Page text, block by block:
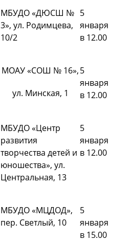
МБУДО «ДЮСШ №
3», ул. Родимцева,
10/2
5
января
в 12.00
МОАУ «СОШ № 16»,
ул. Минская, 1
5
января
в 12.00
МБУДО «Центр
развития
творчества детей и
юношества», ул.
Центральная, 13
5
января
в 12.00
МБУДО «МЦДОД»,
пер. Светлый, 10
5
января
в 15.00